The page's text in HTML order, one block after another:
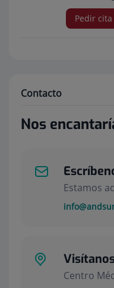
Pedir cita
Contacto
Nos
Estamos
Centro